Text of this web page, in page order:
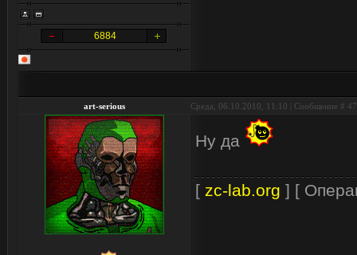
6884
art-serious Среда, 06.10.2010, 11:10 | Сообщение # 47
Ну да
[ zc-lab.org ] [